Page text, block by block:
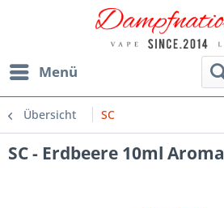
Menü
Übersicht SC
SC - Erdbeere 10ml Aroma